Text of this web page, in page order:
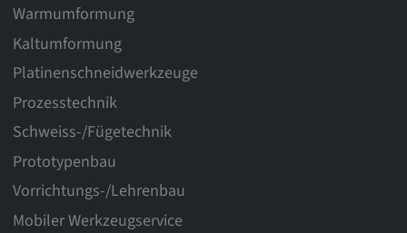
Warmumformung
Kaltumformung
Platinenschneidwerkzeuge
Prozesstechnik
Schweiss-/Fügetechnik
Prototypenbau
Vorrichtungs-/Lehrenbau
Mobiler Werkzeugservice